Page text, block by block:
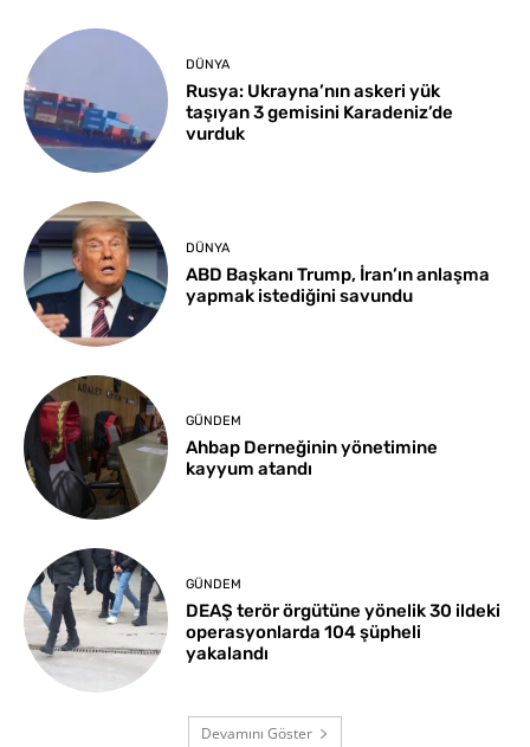
DÜNYA
Rusya: Ukrayna’nın askeri yük
taşıyan 3 gemisini Karadeniz’de
vurduk
DÜNYA
ABD Başkanı Trump, İran’ın anlaşma
yapmak istediğini savundu
GÜNDEM
Ahbap Derneğinin yönetimine
kayyum atandı
GÜNDEM
DEAŞ terör örgütüne yönelik 30 ildeki
operasyonlarda 104 şüpheli
yakalandı
Devamını Göster